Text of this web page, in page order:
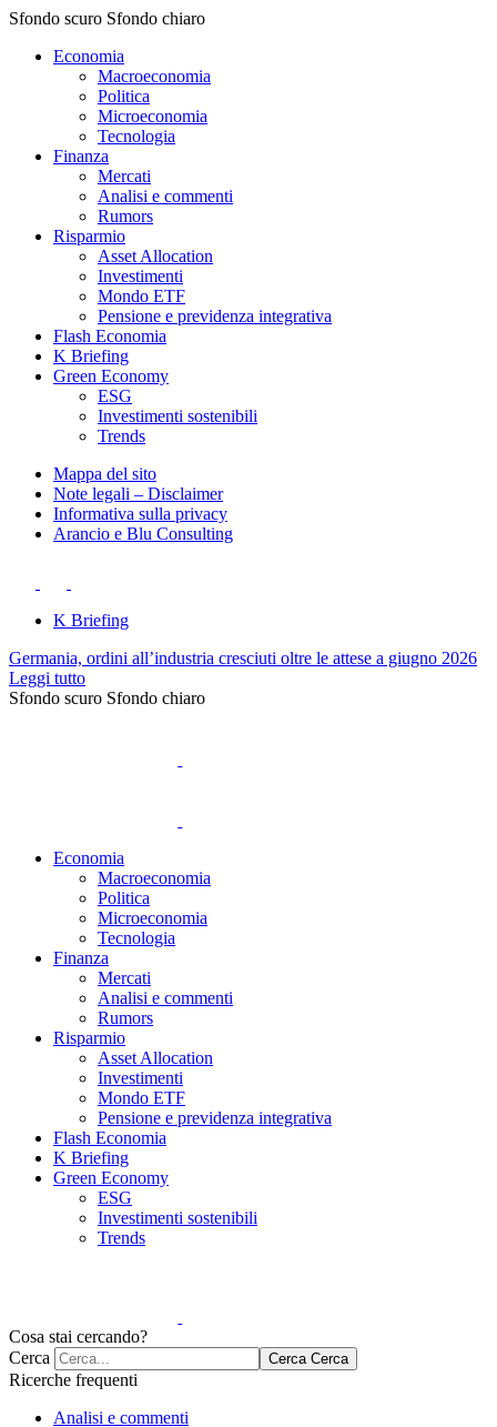
Sfondo scuro Sfondo chiaro
Economia
Macroeconomia
Politica
Microeconomia
Tecnologia
Finanza
Mercati
Analisi e commenti
Rumors
Risparmio
Asset Allocation
Investimenti
Mondo ETF
Pensione e previdenza integrativa
Flash Economia
K Briefing
Green Economy
ESG
Investimenti sostenibili
Trends
Mappa del sito
Note legali – Disclaimer
Informativa sulla privacy
Arancio e Blu Consulting
K Briefing
Germania, ordini all’industria cresciuti oltre le attese a giugno 2026
Leggi tutto
Sfondo scuro Sfondo chiaro
Economia
Macroeconomia
Politica
Microeconomia
Tecnologia
Finanza
Mercati
Analisi e commenti
Rumors
Risparmio
Asset Allocation
Investimenti
Mondo ETF
Pensione e previdenza integrativa
Flash Economia
K Briefing
Green Economy
ESG
Investimenti sostenibili
Trends
Cosa stai cercando?
Cerca
Cerca Cerca
Ricerche frequenti
Analisi e commenti